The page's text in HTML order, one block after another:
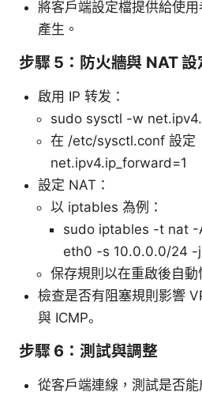
將客戶端設定檔提供給使
產生。
步驟 5：防火牆與 NAT 設
啟用 IP 转发：
sudo sysctl -w
在 /etc/sysctl.conf 設定
net.ipv4.ip_forward=1
設定 NAT：
以 iptables 為例：
sudo iptables -t nat -
eth0 -s 10.0.0.0/24 -j
保存規則以在重啟後自動
檢查是否有阻塞規則影響
與 ICMP。
步驟 6：測試與調整
從客戶端連線，測試是否